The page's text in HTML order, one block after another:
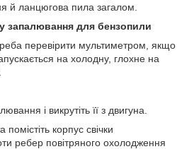
й ланцюгова пила загалом.
запалювання для бензопили
перевірити мультиметром, якщо
на холодну, глохне на
і викрутіть її з двигуна.
помістіть корпус свічки
ребер повітряного охолодження